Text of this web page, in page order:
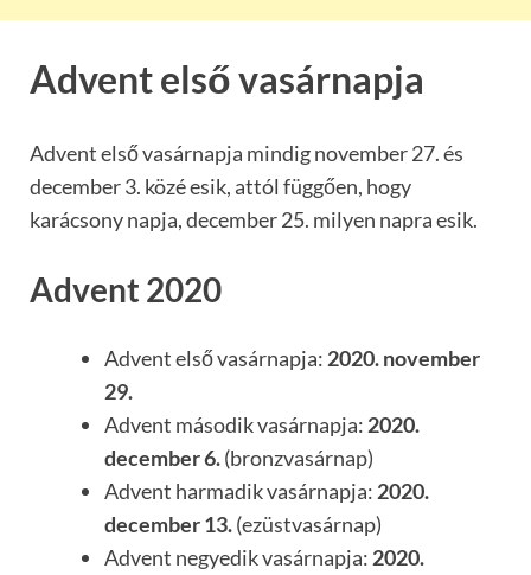
Advent első vasárnapja
Advent első vasárnapja mindig november 27. és
december 3. közé esik, attól függően, hogy
karácsony napja, december 25. milyen napra esik.
Advent 2020
Advent első vasárnapja: 2020. november
29.
Advent második vasárnapja: 2020.
december 6.(bronzvasárnap)
Advent harmadik vasárnapja: 2020.
december 13.(ezüstvasárnap)
Advent negyedik vasárnapja: 2020.